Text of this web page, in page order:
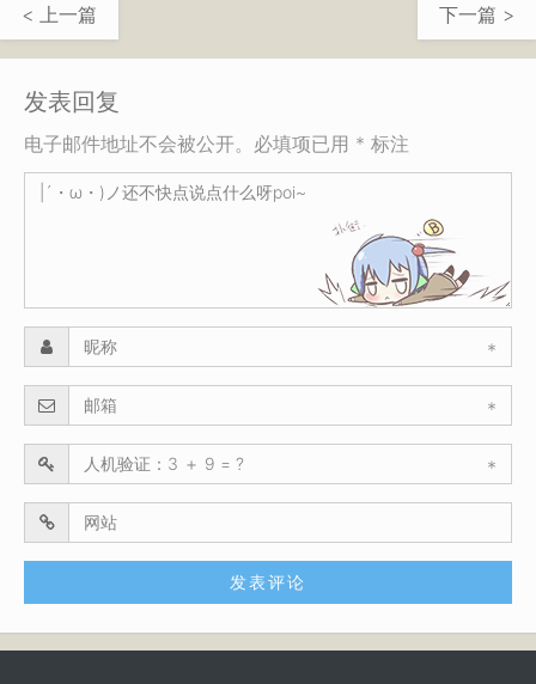
< 上一篇 下一篇 >
发表回复
电子邮件地址不会被公开。必填项已用 * 标注
*
*
*